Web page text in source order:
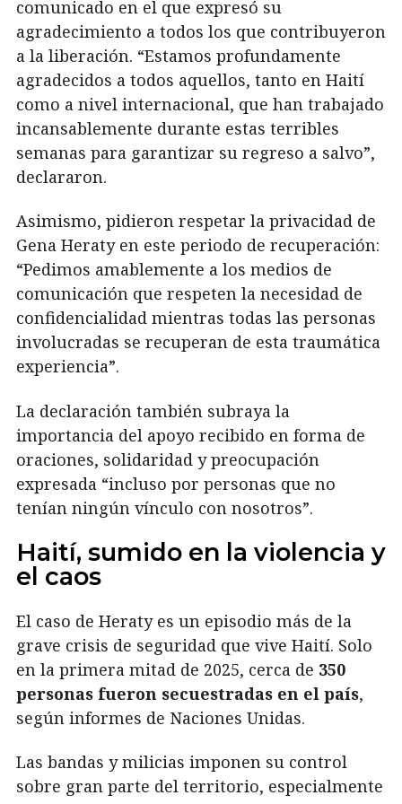
comunicado en el que expresó su
agradecimiento a todos los que contribuyeron
a la liberación. “Estamos profundamente
agradecidos a todos aquellos, tanto en Haití
como a nivel internacional, que han trabajado
incansablemente durante estas terribles
semanas para garantizar su regreso a salvo”,
declararon.
Asimismo, pidieron respetar la privacidad de
Gena Heraty en este periodo de recuperación:
“Pedimos amablemente a los medios de
comunicación que respeten la necesidad de
confidencialidad mientras todas las personas
involucradas se recuperan de esta traumática
experiencia”.
La declaración también subraya la
importancia del apoyo recibido en forma de
oraciones, solidaridad y preocupación
expresada “incluso por personas que no
tenían ningún vínculo con nosotros”.
Haití, sumido en la violencia y
el caos
El caso de Heraty es un episodio más de la
grave crisis de seguridad que vive Haití. Solo
en la primera mitad de 2025, cerca de 350
personas fueron secuestradas en el país,
según informes de Naciones Unidas.
Las bandas y milicias imponen su control
sobre gran parte del territorio, especialmente